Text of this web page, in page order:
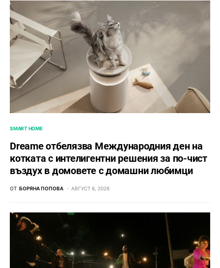
SMART HOME
Dreame отбелязва Международния ден на
котката с интелигентни решения за по-чист
въздух в домовете с домашни любимци
ОТ БОРЯНА ПОПОВА АВГУСТ 6, 2026